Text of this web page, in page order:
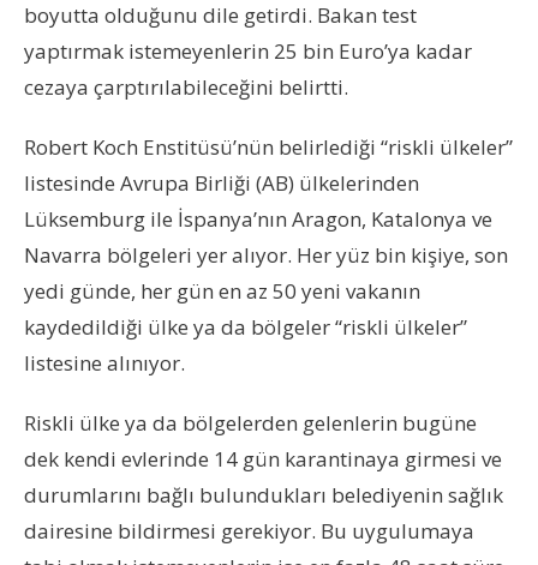
boyutta olduğunu dile getirdi. Bakan test
yaptırmak istemeyenlerin 25 bin Euro’ya kadar
cezaya çarptırılabileceğini belirtti.
Robert Koch Enstitüsü’nün belirlediği “riskli ülkeler”
listesinde Avrupa Birliği (AB) ülkelerinden
Lüksemburg ile İspanya’nın Aragon, Katalonya ve
Navarra bölgeleri yer alıyor. Her yüz bin kişiye, son
yedi günde, her gün en az 50 yeni vakanın
kaydedildiği ülke ya da bölgeler “riskli ülkeler”
listesine alınıyor.
Riskli ülke ya da bölgelerden gelenlerin bugüne
dek kendi evlerinde 14 gün karantinaya girmesi ve
durumlarını bağlı bulundukları belediyenin sağlık
dairesine bildirmesi gerekiyor. Bu uygulumaya